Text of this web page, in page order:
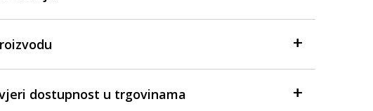
dostupnost u trgovinama